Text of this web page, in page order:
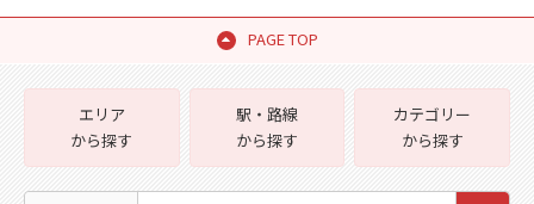
PAGE TOP
エリア
から探す
駅・路線
から探す
カテゴリー
から探す